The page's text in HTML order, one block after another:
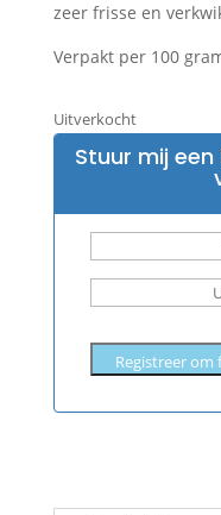
zeer frisse en
Verpakt per 100
Uitverkocht
Stuur mij
Registreer